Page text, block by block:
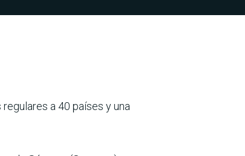
regulares a 40 países y una